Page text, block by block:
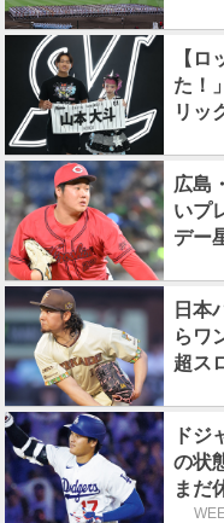
【
た！
リッ
広島
いプ
デー
日本
らワ
超ス
ド
の状
まだ